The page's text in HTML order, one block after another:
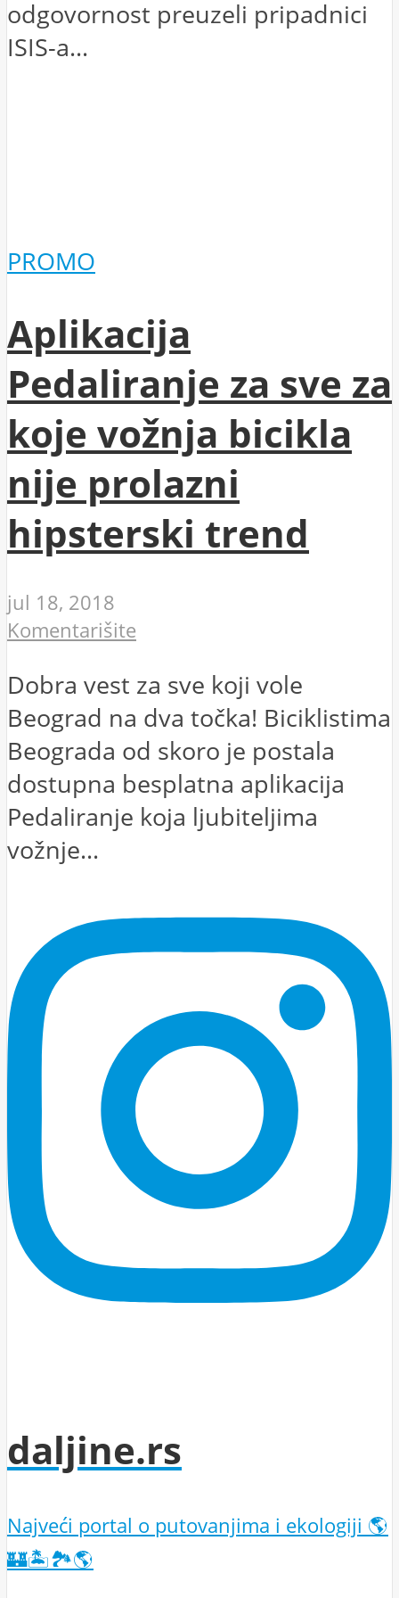
odgovornost preuzeli pripadnici
ISIS-a...
PROMO
Aplikacija
Pedaliranje za sve za
koje vožnja bicikla
nije prolazni
hipsterski trend
jul 18, 2018
Komentarišite
Dobra vest za sve koji vole
Beograd na dva točka! Biciklistima
Beograda od skoro je postala
dostupna besplatna aplikacija
Pedaliranje koja ljubiteljima
vožnje...
daljine.rs
Najveći portal o putovanjima i ekologiji 🌎
🏰🏝️🏞️🌎